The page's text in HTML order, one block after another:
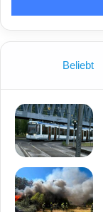
Beliebt